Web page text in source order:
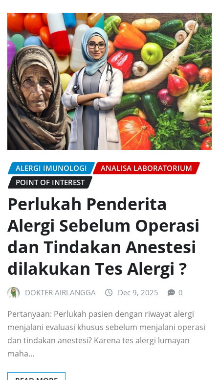
ALERGI IMUNOLOGI
ANALISA LABORATORIUM
POINT OF INTEREST
Perlukah Penderita
Alergi Sebelum Operasi
dan Tindakan Anestesi
dilakukan Tes Alergi ?
DOKTER AIRLANGGA Dec 9, 2025 0
Pertanyaan: Perlukah pasien dengan riwayat alergi
menjalani evaluasi khusus sebelum menjalani operasi
dan tindakan anestesi? Karena tes alergi lumayan
maha…